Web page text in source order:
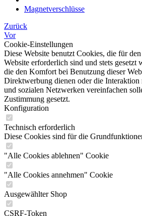
Magnetverschlüsse
Zurück
Vor
Cookie-Einstellungen
Diese Website benutzt Cookies, die für
Website erforderlich sind und stets gesetzt
die den Komfort bei Benutzung dieser
Direktwerbung dienen oder die Interaktion
und sozialen Netzwerken vereinfachen
Zustimmung gesetzt.
Konfiguration
Technisch erforderlich
Diese Cookies sind für die
"Alle Cookies ablehnen" Cookie
"Alle Cookies annehmen" Cookie
Ausgewählter Shop
CSRF-Token